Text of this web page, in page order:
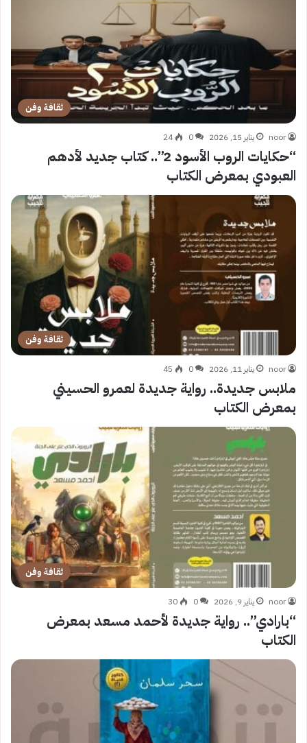
ثقافة وفن
noor يناير 15, 2026 0
24
“حكايات الروب الأسود 2”.. كتاب جديد لأدهم
العبودي بمعرض الكتاب
ثقافة وفن
noor يناير 11, 2026 0
45
ملابس جديدة.. رواية جديدة لعمرو الحسيني
بمعرض الكتاب
ثقافة وفن
noor يناير 9, 2026 0
30
“بارادي”.. رواية جديدة لأحمد مسعد بمعرض
الكتاب